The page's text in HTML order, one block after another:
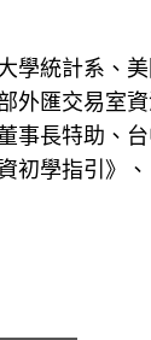
學統計系、
外匯交易室
事長特助、
初學指引》